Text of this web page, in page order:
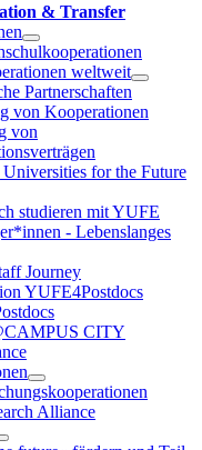
& Transfer
weltweit
Partnerschaften
von Kooperationen
von
for the Future
studieren mit YUFE
- Lebenslanges
Journey
YUFE4Postdocs
CITY
Alliance